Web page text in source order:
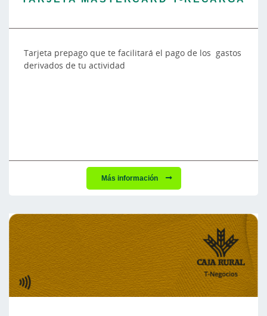
Tarjeta prepago que te facilitará el pago de los gastos
derivados de tu actividad
Más información